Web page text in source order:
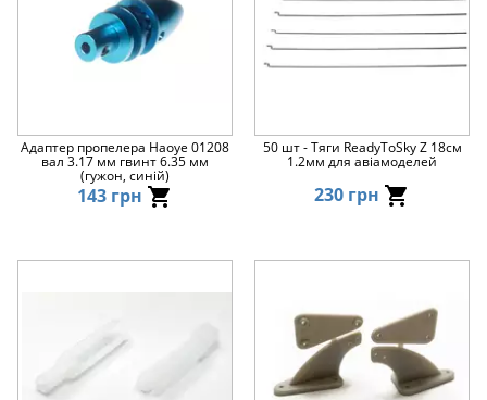
Адаптер пропелера Haoye 01208
вал 3.17 мм гвинт 6.35 мм
(гужон, синій)
143 грн
50 шт - Тяги ReadyToSky Z 18см
1.2мм для авіамоделей
230 грн